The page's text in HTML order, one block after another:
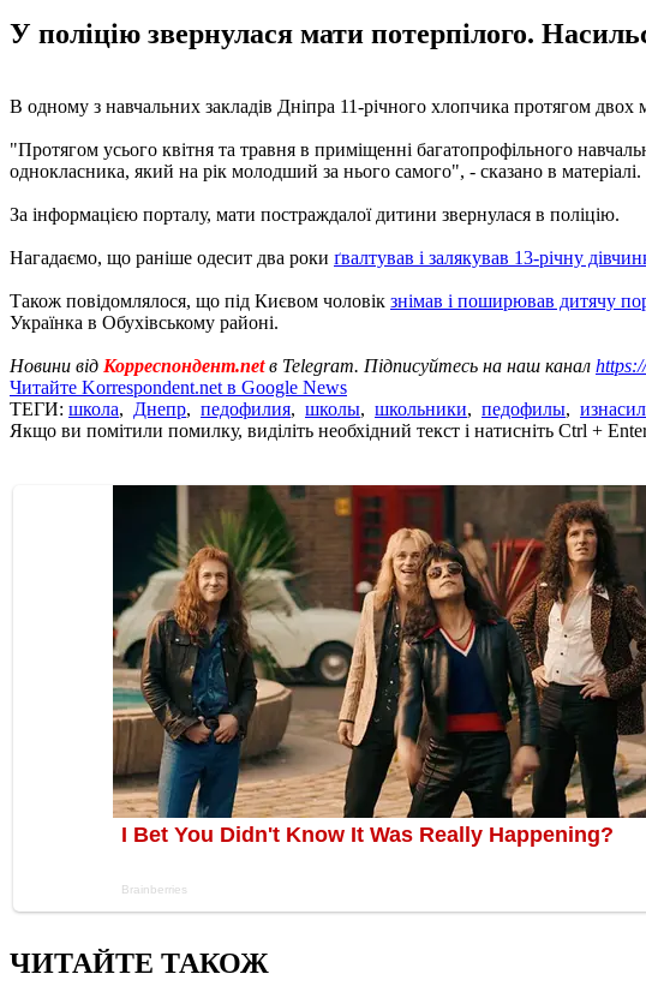
У поліцію звернулася мати потерпілого.
В одному з навчальних закладів Дніпра 11-річного хлопчика протягом
"Протягом усього квітня та травня в приміщенні багатопрофільного
однокласника, який на рік молодший за нього самого", - сказано в матеріалі.
За інформацією порталу, мати постраждалої дитини звернулася в поліцію.
Нагадаємо, що раніше одесит два роки ґвалтував і залякував 13-річну
Також повідомлялося, що під Києвом чоловік знімав і поширював дитячу
Українка в Обухівському районі.
Новини від Корреспондент.netв Telegram. Підписуйтесь на наш канал
Читайте Korrespondent.net в Google News
ТЕГИ: школа, Днепр, педофилия, школы, школьники, педофилы,
Якщо ви помітили помилку, виділіть необхідний текст і натисніть Ctrl +
ЧИТАЙТЕ ТАКОЖ